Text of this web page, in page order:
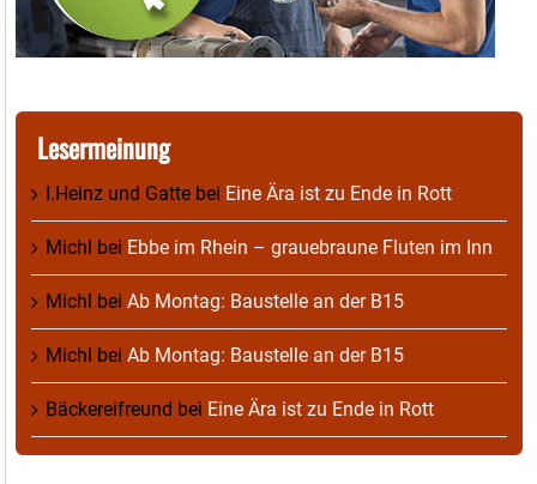
Lesermeinung
I.Heinz und Gatte bei Eine Ära ist zu Ende in Rott
Michl bei Ebbe im Rhein – grauebraune Fluten im Inn
Michl bei Ab Montag: Baustelle an der B15
Michl bei Ab Montag: Baustelle an der B15
Bäckereifreund bei Eine Ära ist zu Ende in Rott